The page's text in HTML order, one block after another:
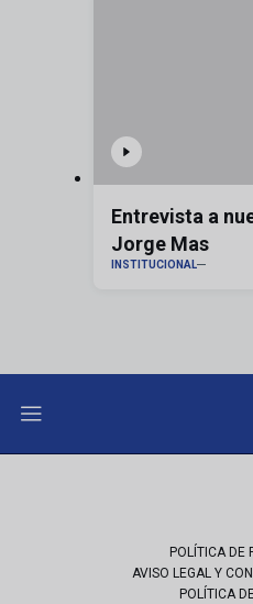
Entrevista a
Jorge Mas
INSTITUCIONAL
POLÍTICA DE
AVISO LEGAL Y
POLÍTICA